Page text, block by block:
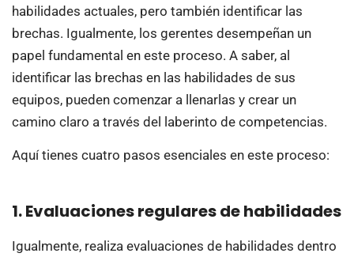
habilidades actuales, pero también identificar las
brechas. Igualmente, los gerentes desempeñan un
papel fundamental en este proceso. A saber, al
identificar las brechas en las habilidades de sus
equipos, pueden comenzar a llenarlas y crear un
camino claro a través del laberinto de competencias.
Aquí tienes cuatro pasos esenciales en este proceso:
1. Evaluaciones regulares de habilidades
Igualmente, realiza evaluaciones de habilidades dentro